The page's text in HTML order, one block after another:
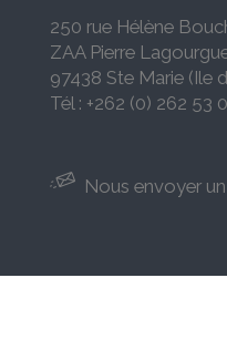
250 rue Hélène
ZAA Pierre
97438 Ste Marie (Ile
Tél : +262 (0) 262 53
Nous envoyer